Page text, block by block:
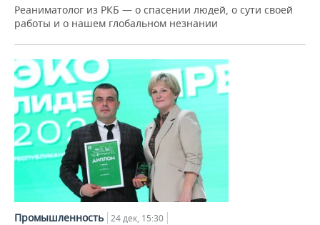
Реаниматолог из РКБ — о спасении людей, о сути своей
работы и о нашем глобальном незнании
Промышленность 24 дек, 15:30